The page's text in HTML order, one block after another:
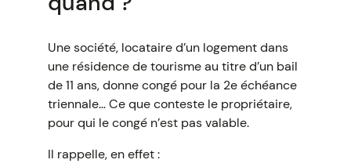
Une société, locataire d’un logement dans
une résidence de tourisme au titre d’un bail
de 11 ans, donne congé pour la 2e échéance
triennale… Ce que conteste le propriétaire,
pour qui le congé n’est pas valable.
Il rappelle, en effet :